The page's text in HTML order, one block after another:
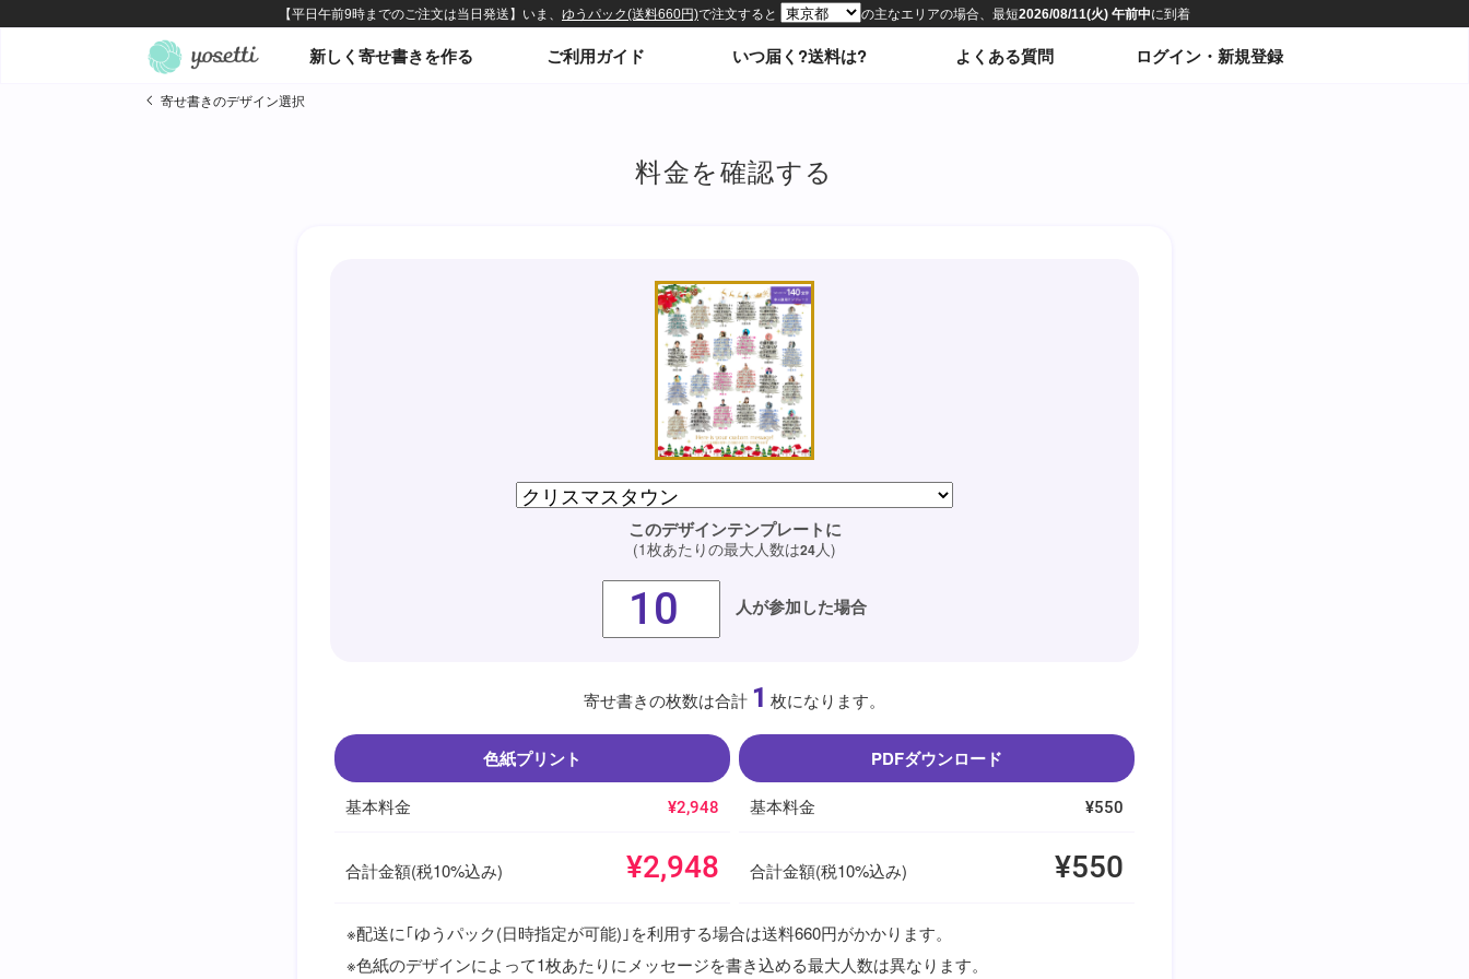
新しく寄せ書きを作る ご利用ガイド いつ届く?送料は? よくある質問 ログイン・新規登録
寄せ書きのデザイン選択
料金を確認する
このデザインテンプレートに
(1枚あたりの最大人数は24人)
人が参加した場合
寄せ書きの枚数は合計 1 枚になります。
色紙プリント
基本料金 ¥2,948
合計金額(税10%込み) ¥2,948
PDFダウンロード
基本料金 ¥550
合計金額(税10%込み) ¥550
※配送に｢ゆうパック(日時指定が可能)｣を利用する場合は送料660円がかかります。
※色紙のデザインによって1枚あたりにメッセージを書き込める最大人数は異なります。